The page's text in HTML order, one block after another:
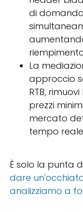
di
La
approccio
RTB,
prezzi
mercato
tempo
È solo la punta
dare
analizziamo a